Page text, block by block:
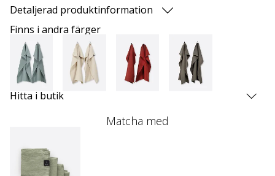
Detaljerad produktinformation
Finns i andra färger
Hitta i butik
Matcha med